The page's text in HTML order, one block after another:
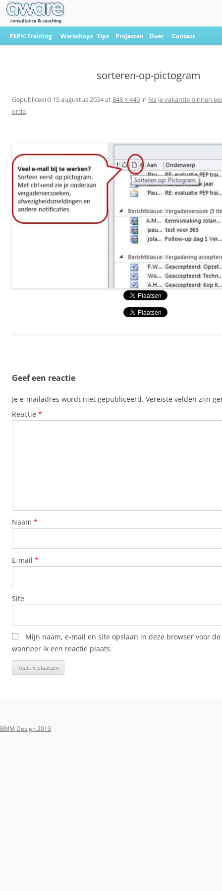
Ga
naar
PEP® Training Workshops Tips Projecten Over Contact
sorteren-op-pictogram
Gepubliceerd 15 augustus 2024at848 × 449 in Na je vakantie binnen
orde.
Geef een reactie
Je e-mailadres wordt niet gepubliceerd. Vereiste velden zijn
Reactie *
Naam *
E-mail *
Site
Mijn naam, e-mail en site opslaan in deze browser voor
wanneer ik een reactie plaats.
BMM Design 2013